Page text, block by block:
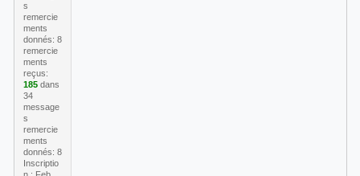
s
remercie
ments
donnés: 8
remercie
ments
reçus:
185dans
34
message
s
remercie
ments
donnés: 8
Inscriptio